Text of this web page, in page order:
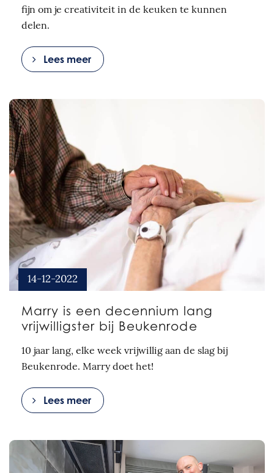
fijn om je creativiteit in de keuken te kunnen
delen.
Lees meer
14-12-2022
Marry is een decennium lang
vrijwilligster bij Beukenrode
10 jaar lang, elke week vrijwillig aan de slag bij
Beukenrode. Marry doet het!
Lees meer